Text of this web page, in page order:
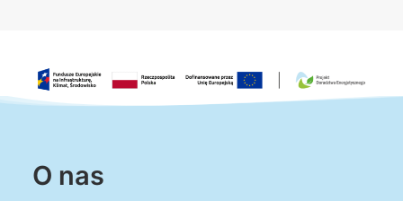
O nas